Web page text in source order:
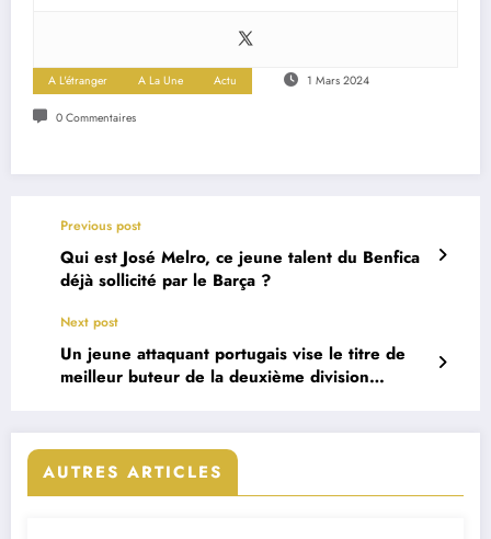
A L'étranger A La Une Actu 1 Mars 2024
0 Commentaires
Previous post
Qui est José Melro, ce jeune talent du Benfica
déjà sollicité par le Barça ?
Next post
Un jeune attaquant portugais vise le titre de
meilleur buteur de la deuxième division
AUTRES ARTICLES